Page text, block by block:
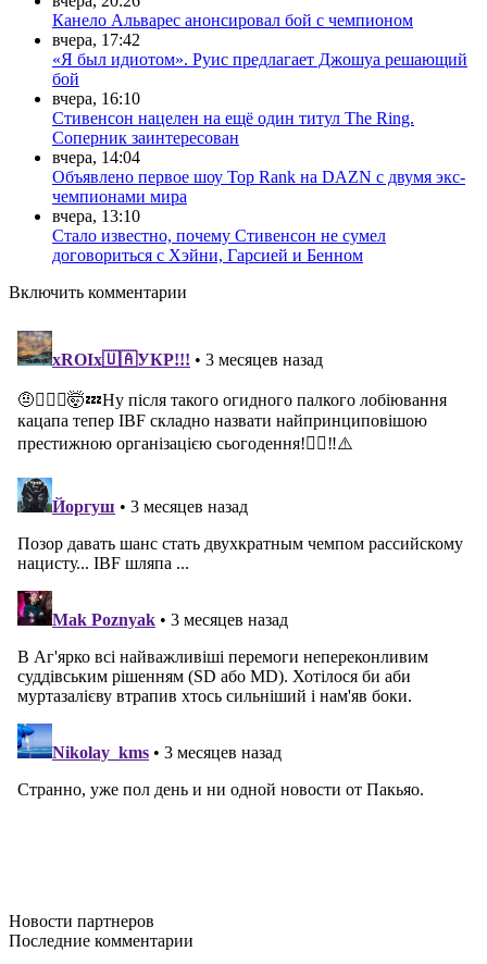
Канело Альварес анонсировал бой с чемпионом
вчера, 17:42
«Я был идиотом». Руис предлагает Джошуа решающий
бой
вчера, 16:10
Стивенсон нацелен на ещё один титул The Ring.
Соперник заинтересован
вчера, 14:04
Объявлено первое шоу Top Rank на DAZN с двумя экс-
чемпионами мира
вчера, 13:10
Стало известно, почему Стивенсон не сумел
договориться с Хэйни, Гарсией и Бенном
Включить комментарии
Новости партнеров
Последние комментарии